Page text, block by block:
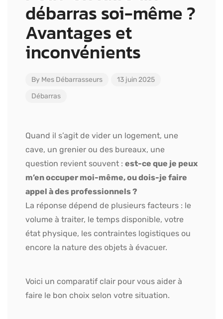
débarras soi-même ?
Avantages et
inconvénients
By Mes Débarrasseurs
13 juin 2025
Débarras
Quand il s’agit de vider un logement, une
cave, un grenier ou des bureaux, une
question revient souvent : est-ce que je peux
m’en occuper moi-même, ou dois-je faire
appel à des professionnels ?
La réponse dépend de plusieurs facteurs : le
volume à traiter, le temps disponible, votre
état physique, les contraintes logistiques ou
encore la nature des objets à évacuer.
Voici un comparatif clair pour vous aider à
faire le bon choix selon votre situation.